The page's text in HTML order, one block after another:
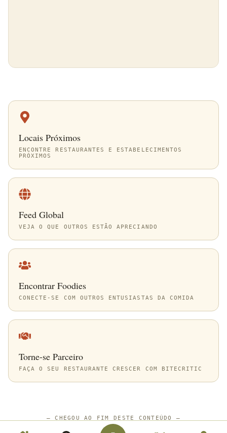
Locais Próximos
ENCONTRE RESTAURANTES E ESTABELECIMENTOS
PRÓXIMOS
Feed Global
VEJA O QUE OUTROS ESTÃO APRECIANDO
Encontrar Foodies
CONECTE-SE COM OUTROS ENTUSIASTAS DA COMIDA
Torne-se Parceiro
FAÇA O SEU RESTAURANTE CRESCER COM BITECRITIC
—CHEGOU AO FIM DESTE CONTEÚDO —